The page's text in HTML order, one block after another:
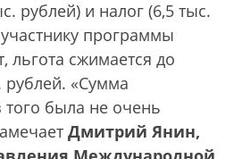
рублей) и налог (6,5 тыс.
программы
льгота сжимается до
рублей. «Сумма
была не очень
Дмитрий Янин,